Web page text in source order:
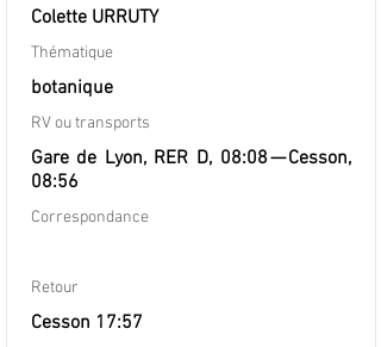
Colette URRUTY
Thématique
botanique
RV ou transports
Gare de Lyon, RER D, 08:08 — Cesson,
08:56
Correspondance
Retour
Cesson 17:57